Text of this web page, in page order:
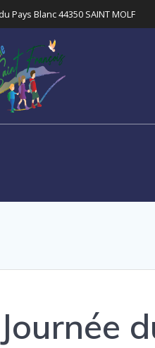
Pays Blanc 44350 SAINT MOLF
Journée